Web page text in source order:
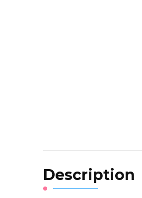
Description